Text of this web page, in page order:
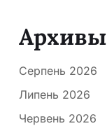
Архивы
Серпень 2026
Липень 2026
Червень 2026